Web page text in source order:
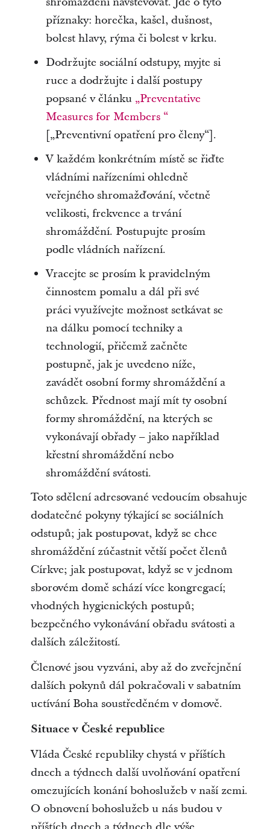
příznaky: horečka, kašel, dušnost,
bolest hlavy, rýma či bolest v krku.
Dodržujte sociální odstupy, myjte si
ruce a dodržujte i další postupy
popsané v článku „Preventative
Measures for Members “
[„Preventivní opatření pro členy“].
V každém konkrétním místě se řiďte
vládními nařízeními ohledně
veřejného shromažďování, včetně
velikosti, frekvence a trvání
shromáždění. Postupujte prosím
podle vládních nařízení.
Vracejte se prosím k pravidelným
činnostem pomalu a dál při své
práci využívejte možnost setkávat se
na dálku pomocí techniky a
technologií, přičemž začněte
postupně, jak je uvedeno níže,
zavádět osobní formy shromáždění a
schůzek. Přednost mají mít ty osobní
formy shromáždění, na kterých se
vykonávají obřady – jako například
křestní shromáždění nebo
shromáždění svátosti.
Toto sdělení adresované vedoucím obsahuje
dodatečné pokyny týkající se sociálních
odstupů; jak postupovat, když se chce
shromáždění zúčastnit větší počet členů
Církve; jak postupovat, když se v jednom
sborovém domě schází více kongregací;
vhodných hygienických postupů;
bezpečného vykonávání obřadu svátosti a
dalších záležitostí.
Členové jsou vyzváni, aby až do zveřejnění
dalších pokynů dál pokračovali v sabatním
uctívání Boha soustředěném v domově.
Situace v České republice
Vláda České republiky chystá v příštích
dnech a týdnech další uvolňování opatření
omezujících konání bohoslužeb v naší zemi.
O obnovení bohoslužeb u nás budou v